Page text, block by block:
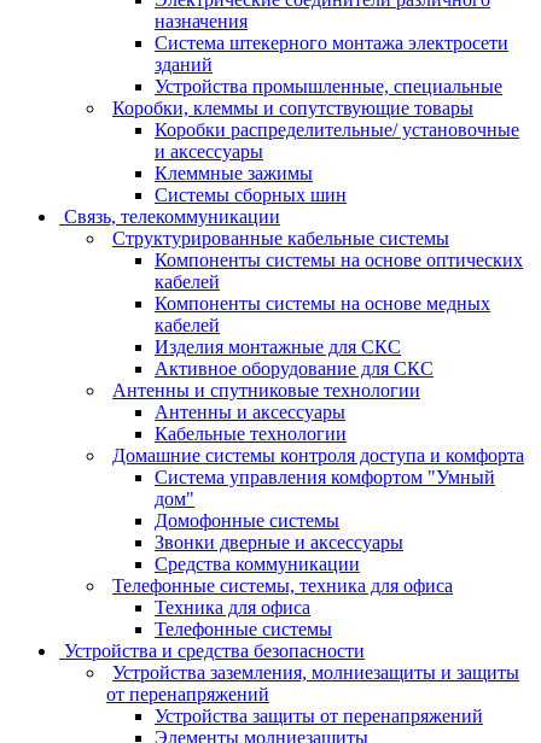
назначения
Система штекерного монтажа электросети
зданий
Устройства промышленные, специальные
Коробки, клеммы и сопутствующие товары
Коробки распределительные/ установочные
и аксессуары
Клеммные зажимы
Системы сборных шин
Связь, телекоммуникации
Структурированные кабельные системы
Компоненты системы на основе оптических
кабелей
Компоненты системы на основе медных
кабелей
Изделия монтажные для СКС
Активное оборудование для СКС
Антенны и спутниковые технологии
Антенны и аксессуары
Кабельные технологии
Домашние системы контроля доступа и комфорта
Система управления комфортом "Умный
дом"
Домофонные системы
Звонки дверные и аксессуары
Средства коммуникации
Телефонные системы, техника для офиса
Техника для офиса
Телефонные системы
Устройства и средства безопасности
Устройства заземления, молниезащиты и защиты
от перенапряжений
Устройства защиты от перенапряжений
Элементы молниезащиты